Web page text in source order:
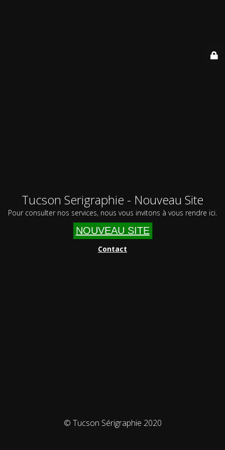
Tucson Serigraphie - Nouveau Site
Pour consulter nos services, nous vous invitons à vous rendre ici.
NOUVEAU SITE
Contact
© Tucson Sérigraphie 2020